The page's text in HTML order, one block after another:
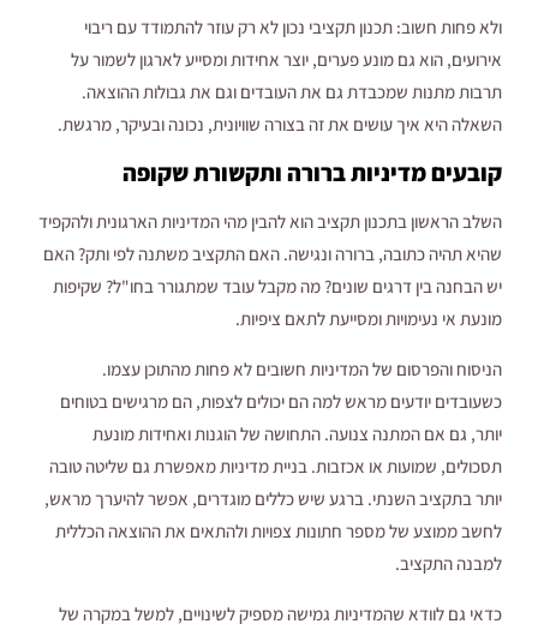
ולא פחות חשוב: תכנון תקציבי נכון לא רק עוזר להתמודד עם ריבוי
אירועים, הוא גם מונע פערים, יוצר אחידות ומסייע לארגון לשמור על
תרבות מתנות שמכבדת גם את העובדים וגם את גבולות ההוצאה.
השאלה היא איך עושים את זה בצורה שוויונית, נכונה ובעיקר, מרגשת.
קובעים מדיניות ברורה ותקשורת שקופה
השלב הראשון בתכנון תקציב הוא להבין מהי המדיניות הארגונית ולהקפיד
שהיא תהיה כתובה, ברורה ונגישה. האם התקציב משתנה לפי ותק? האם
יש הבחנה בין דרגים שונים? מה מקבל עובד שמתגורר בחו"ל? שקיפות
מונעת אי נעימויות ומסייעת לתאם ציפיות.
הניסוח והפרסום של המדיניות חשובים לא פחות מהתוכן עצמו.
כשעובדים יודעים מראש למה הם יכולים לצפות, הם מרגישים בטוחים
יותר, גם אם המתנה צנועה. התחושה של הוגנות ואחידות מונעת
תסכולים, שמועות או אכזבות. בניית מדיניות מאפשרת גם שליטה טובה
יותר בתקציב השנתי. ברגע שיש כללים מוגדרים, אפשר להיערך מראש,
לחשב ממוצע של מספר חתונות צפויות ולהתאים את ההוצאה הכללית
למבנה התקציב.
כדאי גם לוודא שהמדיניות גמישה מספיק לשינויים, למשל במקרה של